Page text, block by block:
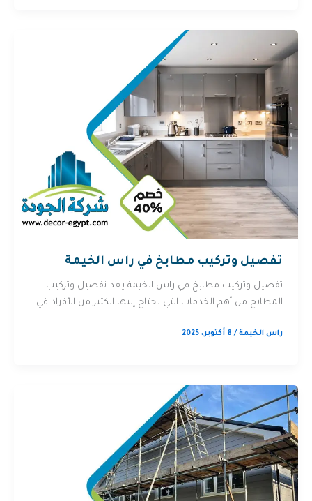
تفصيل وتركيب مطابخ في راس الخيمة
تفصيل وتركيب مطابخ في راس الخيمة يعد تفصيل وتركيب
المطابخ من أهم الخدمات التي يحتاج إليها الكثير من الأفراد في
راس الخيمة/ 8 أكتوبر، 2025